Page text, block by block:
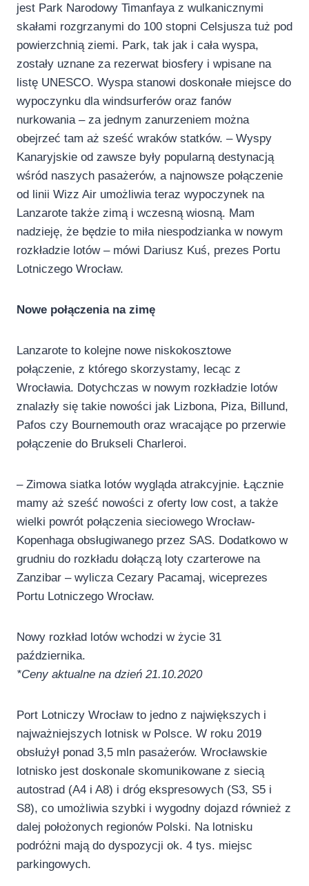
jest Park Narodowy Timanfaya z wulkanicznymi
skałami rozgrzanymi do 100 stopni Celsjusza tuż pod
powierzchnią ziemi. Park, tak jak i cała wyspa,
zostały uznane za rezerwat biosfery i wpisane na
listę UNESCO. Wyspa stanowi doskonałe miejsce do
wypoczynku dla windsurferów oraz fanów
nurkowania – za jednym zanurzeniem można
obejrzeć tam aż sześć wraków statków. – Wyspy
Kanaryjskie od zawsze były popularną destynacją
wśród naszych pasażerów, a najnowsze połączenie
od linii Wizz Air umożliwia teraz wypoczynek na
Lanzarote także zimą i wczesną wiosną. Mam
nadzieję, że będzie to miła niespodzianka w nowym
rozkładzie lotów – mówi Dariusz Kuś, prezes Portu
Lotniczego Wrocław.
Nowe połączenia na zimę
Lanzarote to kolejne nowe niskokosztowe
połączenie, z którego skorzystamy, lecąc z
Wrocławia. Dotychczas w nowym rozkładzie lotów
znalazły się takie nowości jak Lizbona, Piza, Billund,
Pafos czy Bournemouth oraz wracające po przerwie
połączenie do Brukseli Charleroi.
– Zimowa siatka lotów wygląda atrakcyjnie. Łącznie
mamy aż sześć nowości z oferty low cost, a także
wielki powrót połączenia sieciowego Wrocław-
Kopenhaga obsługiwanego przez SAS. Dodatkowo w
grudniu do rozkładu dołączą loty czarterowe na
Zanzibar – wylicza Cezary Pacamaj, wiceprezes
Portu Lotniczego Wrocław.
Nowy rozkład lotów wchodzi w życie 31
października.
*Ceny aktualne na dzień 21.10.2020
Port Lotniczy Wrocław to jedno z największych i
najważniejszych lotnisk w Polsce. W roku 2019
obsłużył ponad 3,5 mln pasażerów. Wrocławskie
lotnisko jest doskonale skomunikowane z siecią
autostrad (A4 i A8) i dróg ekspresowych (S3, S5 i
S8), co umożliwia szybki i wygodny dojazd również z
dalej położonych regionów Polski. Na lotnisku
podróżni mają do dyspozycji ok. 4 tys. miejsc
parkingowych.